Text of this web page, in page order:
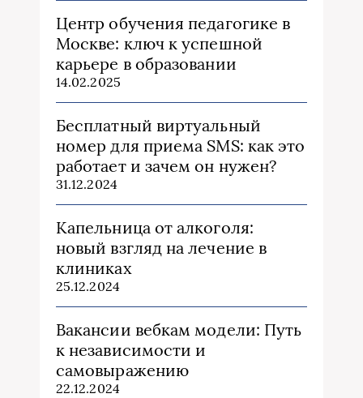
Центр обучения педагогике в
Москве: ключ к успешной
карьере в образовании
14.02.2025
Бесплатный виртуальный
номер для приема SMS: как это
работает и зачем он нужен?
31.12.2024
Капельница от алкоголя:
новый взгляд на лечение в
клиниках
25.12.2024
Вакансии вебкам модели: Путь
к независимости и
самовыражению
22.12.2024